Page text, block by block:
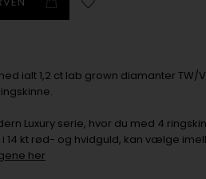
ialt 1,2 ct lab grown diamanter TW/
Luxury serie, hvor du med 4
14 kt rød- og hvidguld, kan vælge
her